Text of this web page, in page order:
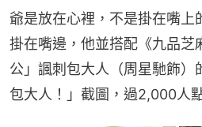
爺是放在心裡，不是掛在嘴上
掛在嘴邊，他並搭配《九品芝
公」諷刺包大人（周星馳飾）
包大人！」截圖，過2,000人